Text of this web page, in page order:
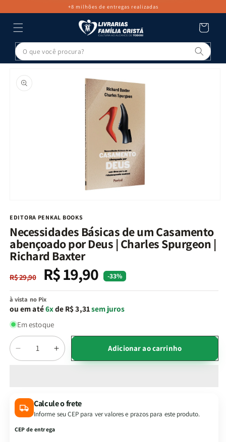
+8 milhões de entregas realizadas
Carrinho
PULAR PARA
INFORMAÇÕES
DO PRODUTO
1
janela
modal
EDITORA PENKAL BOOKS
Necessidades Básicas de um Casamento
abençoado por Deus | Charles Spurgeon |
Richard Baxter
Preço
normal
R$ 29,90
Preço
promocional
R$ 19,90 -33%
à vista no Pix
ou em até6xde R$ 3,31sem juros
Em estoque
Quantidade
Diminuir
a
Básicas
de
um
Aumentar
a
Básicas
de
Adicionar ao carrinho
Calcule o frete
Informe seu CEP para ver valores e prazos para este produto.
CEP de entrega